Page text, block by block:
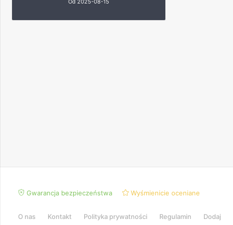
Od 2025-08-15
Gwarancja bezpieczeństwa Wyśmienicie oceniane
O nas Kontakt Polityka prywatności Regulamin Dodaj